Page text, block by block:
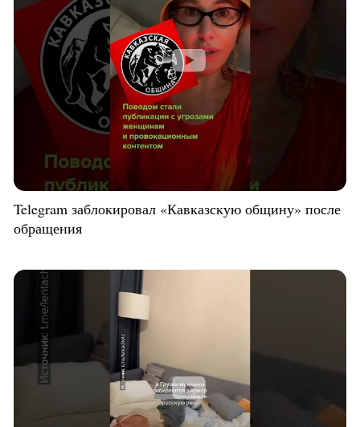
Telegram заблокировал «Кавказскую общину» после
обращения